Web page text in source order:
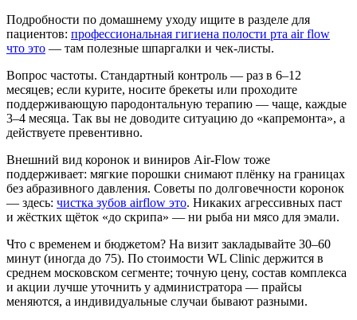
Подробности по домашнему уходу ищите в разделе для
пациентов: профессиональная гигиена полости рта air flow
что это — там полезные шпаргалки и чек‑листы.
Вопрос частоты. Стандартный контроль — раз в 6–12
месяцев; если курите, носите брекеты или проходите
поддерживающую пародонтальную терапию — чаще, каждые
3–4 месяца. Так вы не доводите ситуацию до «капремонта», а
действуете превентивно.
Внешний вид коронок и виниров Air‑Flow тоже
поддерживает: мягкие порошки снимают плёнку на границах
без абразивного давления. Советы по долговечности коронок
— здесь: чистка зубов airflow это. Никаких агрессивных паст
и жёстких щёток «до скрипа» — ни рыба ни мясо для эмали.
Что с временем и бюджетом? На визит закладывайте 30–60
минут (иногда до 75). По стоимости WL Clinic держится в
среднем московском сегменте; точную цену, состав комплекса
и акции лучше уточнить у администратора — прайсы
меняются, а индивидуальные случаи бывают разными.